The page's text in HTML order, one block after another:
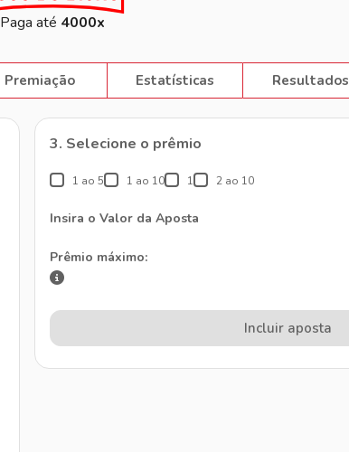
Paga até 4000x
Premiação Estatísticas Resultados
3. Selecione o prêmio
1 ao 5 1 ao 10 1 2 ao 10
Insira o Valor da Aposta
Prêmio máximo:
Incluir aposta